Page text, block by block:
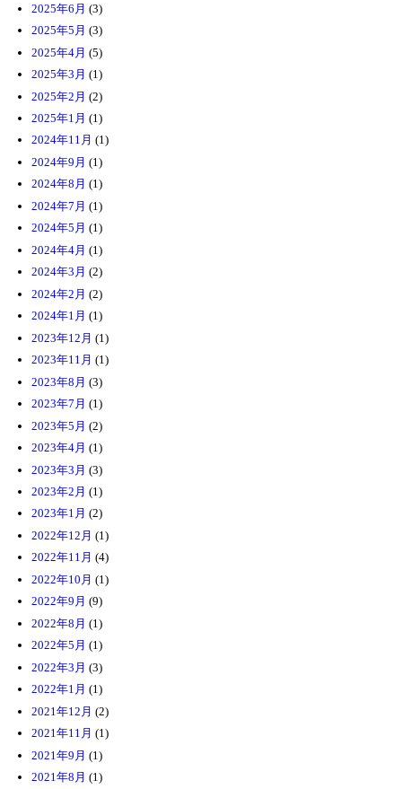
2025年6月 (3)
2025年5月 (3)
2025年4月 (5)
2025年3月 (1)
2025年2月 (2)
2025年1月 (1)
2024年11月 (1)
2024年9月 (1)
2024年8月 (1)
2024年7月 (1)
2024年5月 (1)
2024年4月 (1)
2024年3月 (2)
2024年2月 (2)
2024年1月 (1)
2023年12月 (1)
2023年11月 (1)
2023年8月 (3)
2023年7月 (1)
2023年5月 (2)
2023年4月 (1)
2023年3月 (3)
2023年2月 (1)
2023年1月 (2)
2022年12月 (1)
2022年11月 (4)
2022年10月 (1)
2022年9月 (9)
2022年8月 (1)
2022年5月 (1)
2022年3月 (3)
2022年1月 (1)
2021年12月 (2)
2021年11月 (1)
2021年9月 (1)
2021年8月 (1)